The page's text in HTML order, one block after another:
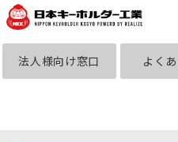
法人様向け窓口 よく